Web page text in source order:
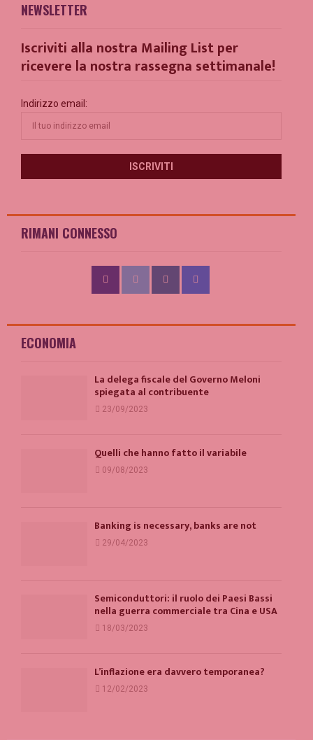
NEWSLETTER
Iscriviti alla nostra Mailing List per
ricevere la nostra rassegna settimanale!
Indirizzo email:
RIMANI CONNESSO
ECONOMIA
La delega fiscale del Governo Meloni
spiegata al contribuente
23/09/2023
Quelli che hanno fatto il variabile
09/08/2023
Banking is necessary, banks are not
29/04/2023
Semiconduttori: il ruolo dei Paesi Bassi
nella guerra commerciale tra Cina e USA
18/03/2023
L’inflazione era davvero temporanea?
12/02/2023